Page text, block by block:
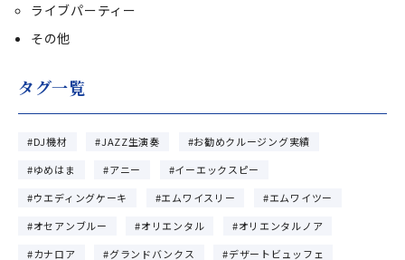
ライブパーティー
その他
タグ一覧
DJ機材 JAZZ生演奏
お勧めクルージング実績
ゆめはま
アニー
イーエックスピー
ウエディングケーキ
エムワイスリー
エムワイツー
オセアンブルー
オリエンタル
オリエンタルノア
カナロア
グランドバンクス
デザートビュッフェ